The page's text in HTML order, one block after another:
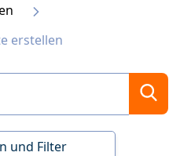
erstellen
und Filter